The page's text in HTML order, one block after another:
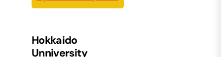
Hokkaido
Unniversity